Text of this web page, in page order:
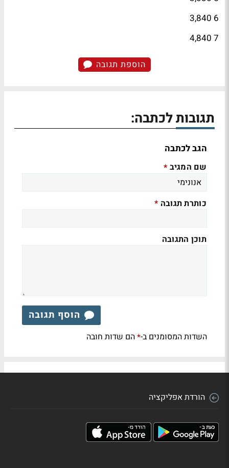
6 3,840
7 4,840
הוספת תגובה
תגובות לכתבה:
הגב לכתבה
שם המגיב *
כותרת תגובה *
תוכן התגובה
הוסף תגובה
השדות המסומנים ב-*הם שדות חובה
הורדת אפליקציה